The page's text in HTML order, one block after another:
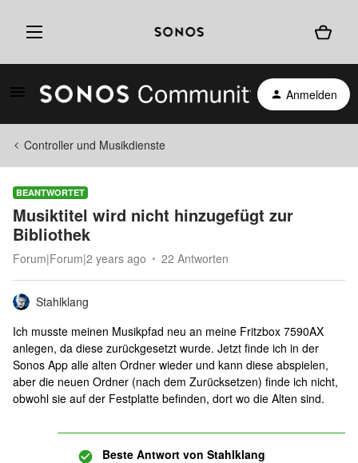
Anmelden
Controller und Musikdienste
BEANTWORTET
Musiktitel wird nicht hinzugefügt zur
Bibliothek
Forum|Forum|2 years ago 22 Antworten
Stahlklang
Ich musste meinen Musikpfad neu an meine Fritzbox 7590AX
anlegen, da diese zurückgesetzt wurde. Jetzt finde ich in der
Sonos App alle alten Ordner wieder und kann diese abspielen,
aber die neuen Ordner (nach dem Zurücksetzen) finde ich nicht,
obwohl sie auf der Festplatte befinden, dort wo die Alten sind.
Beste Antwort von Stahlklang